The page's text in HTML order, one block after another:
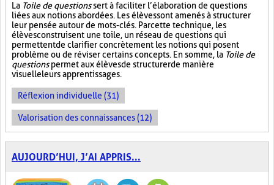
La Toile de questionssert à faciliter l’élaboration de questions
liées aux notions abordées. Les élèves sont amenés à structurer
leur pensée autour de mots-clés. Par cette technique, les
élèves construisent une toile, un réseau de questions qui
permettent de clarifier concrètement les notions qui posent
problème ou de réviser certains concepts. En somme, la Toile de
questionspermet aux élèves de structurer de manière
visuelle leurs apprentissages.
Réflexion individuelle (31)
Valorisation des connaissances (12)
AUJOURD’HUI, J’AI APPRIS...